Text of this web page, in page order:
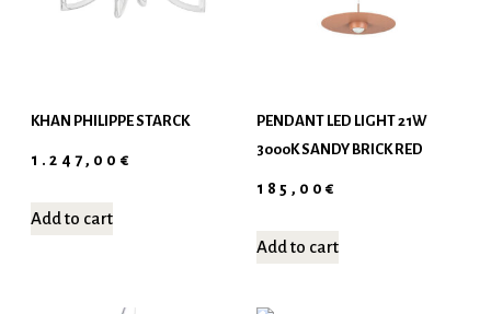
KHAN PHILIPPE STARCK
1.247,00 €
Add to cart
PENDANT LED LIGHT 21W
3000K SANDY BRICK RED
185,00€
Add to cart